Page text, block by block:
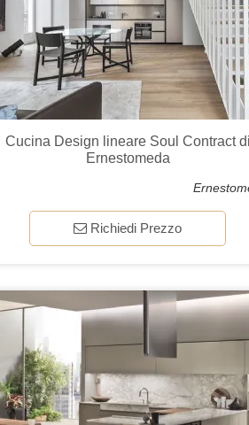
Cucina Design lineare Soul Contract di
Ernestomeda
Richiedi Prezzo